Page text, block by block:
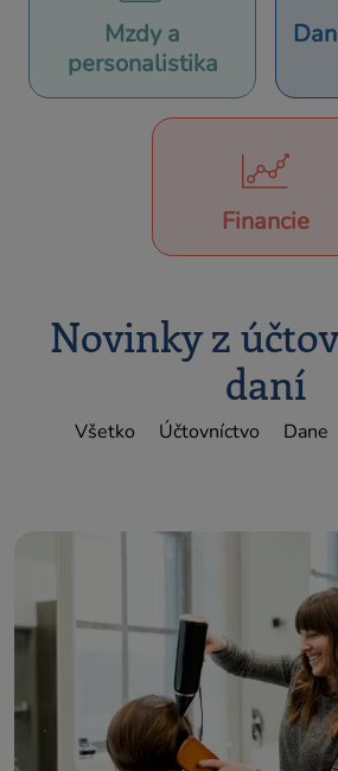
Mzdy a
personalistika
Financie
Novinky z
daní
Všetko Účtovníctvo Dane